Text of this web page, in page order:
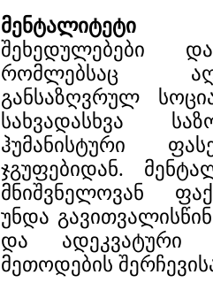
მენტალიტეტი
შეხედულებები
რომლებსაც
განსაზღვრულ
სახვადასხვა
ჰუმანისტური
ჯგუფებიდან.
მნიშვნელოვან
უნდა
და ადეკვატური
მეთოდების